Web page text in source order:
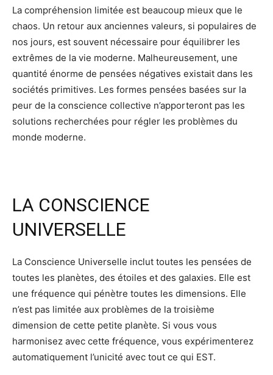
La compréhension limitée est beaucoup mieux que le
chaos. Un retour aux anciennes valeurs, si populaires de
nos jours, est souvent nécessaire pour équilibrer les
extrêmes de la vie moderne. Malheureusement, une
quantité énorme de pensées négatives existait dans les
sociétés primitives. Les formes pensées basées sur la
peur de la conscience collective n’apporteront pas les
solutions recherchées pour régler les problèmes du
monde moderne.
LA CONSCIENCE
UNIVERSELLE
La Conscience Universelle inclut toutes les pensées de
toutes les planètes, des étoiles et des galaxies. Elle est
une fréquence qui pénètre toutes les dimensions. Elle
n’est pas limitée aux problèmes de la troisième
dimension de cette petite planète. Si vous vous
harmonisez avec cette fréquence, vous expérimenterez
automatiquement l’unicité avec tout ce qui EST.